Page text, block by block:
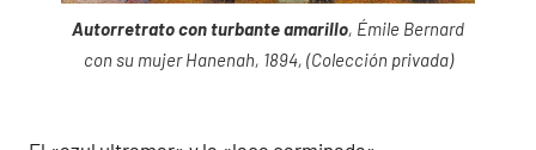
Autorretrato con turbante amarillo, Émile Bernard
con su mujer Hanenah, 1894, (Colección privada)